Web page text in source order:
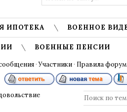
ИПОТЕКА ВОЕННОЕ
ВОЕННЫЕ ПЕНСИИ
·Участники · Правила